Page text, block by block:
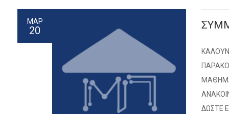
ΜΑΡ
20
ΔΩΣΤΕ